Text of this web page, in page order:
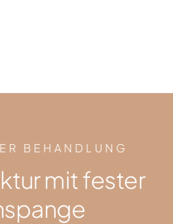
BEHANDLUNG
mit fester